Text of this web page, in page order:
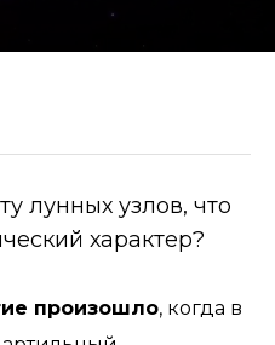
лунных узлов, что
характер?
произошло, когда в